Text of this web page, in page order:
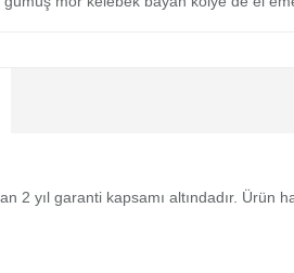
2 yıl garanti kapsamı altındadır. Ürün